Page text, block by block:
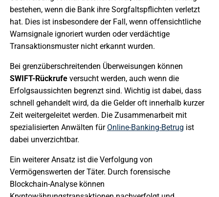
bestehen, wenn die Bank ihre Sorgfaltspflichten verletzt
hat. Dies ist insbesondere der Fall, wenn offensichtliche
Warnsignale ignoriert wurden oder verdächtige
Transaktionsmuster nicht erkannt wurden.
Bei grenzüberschreitenden Überweisungen können
SWIFT-Rückrufe versucht werden, auch wenn die
Erfolgsaussichten begrenzt sind. Wichtig ist dabei, dass
schnell gehandelt wird, da die Gelder oft innerhalb kurzer
Zeit weitergeleitet werden. Die Zusammenarbeit mit
spezialisierten Anwälten für Online-Banking-Betrug ist
dabei unverzichtbar.
Ein weiterer Ansatz ist die Verfolgung von
Vermögenswerten der Täter. Durch forensische
Blockchain-Analyse können